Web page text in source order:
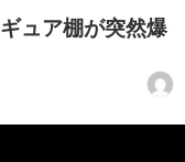
ュア棚が突然爆